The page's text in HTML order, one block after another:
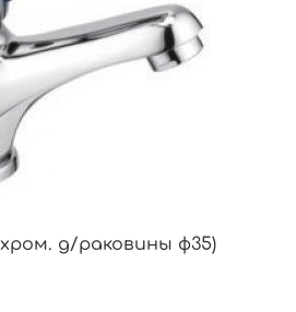
хром. д/раковины ф35)